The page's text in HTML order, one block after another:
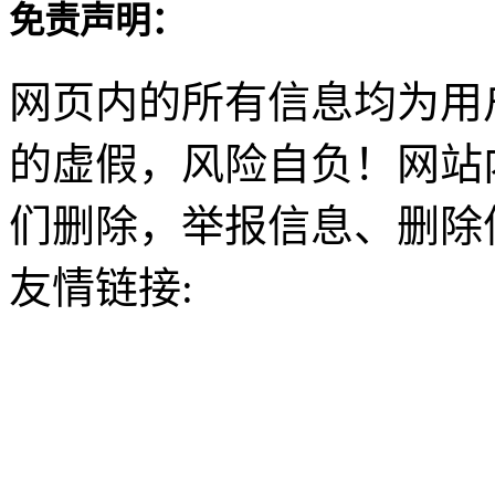
免责声明：
网页内的所有信息均为
的虚假，风险自负！网
们删除，举报信息、删
友情链接: